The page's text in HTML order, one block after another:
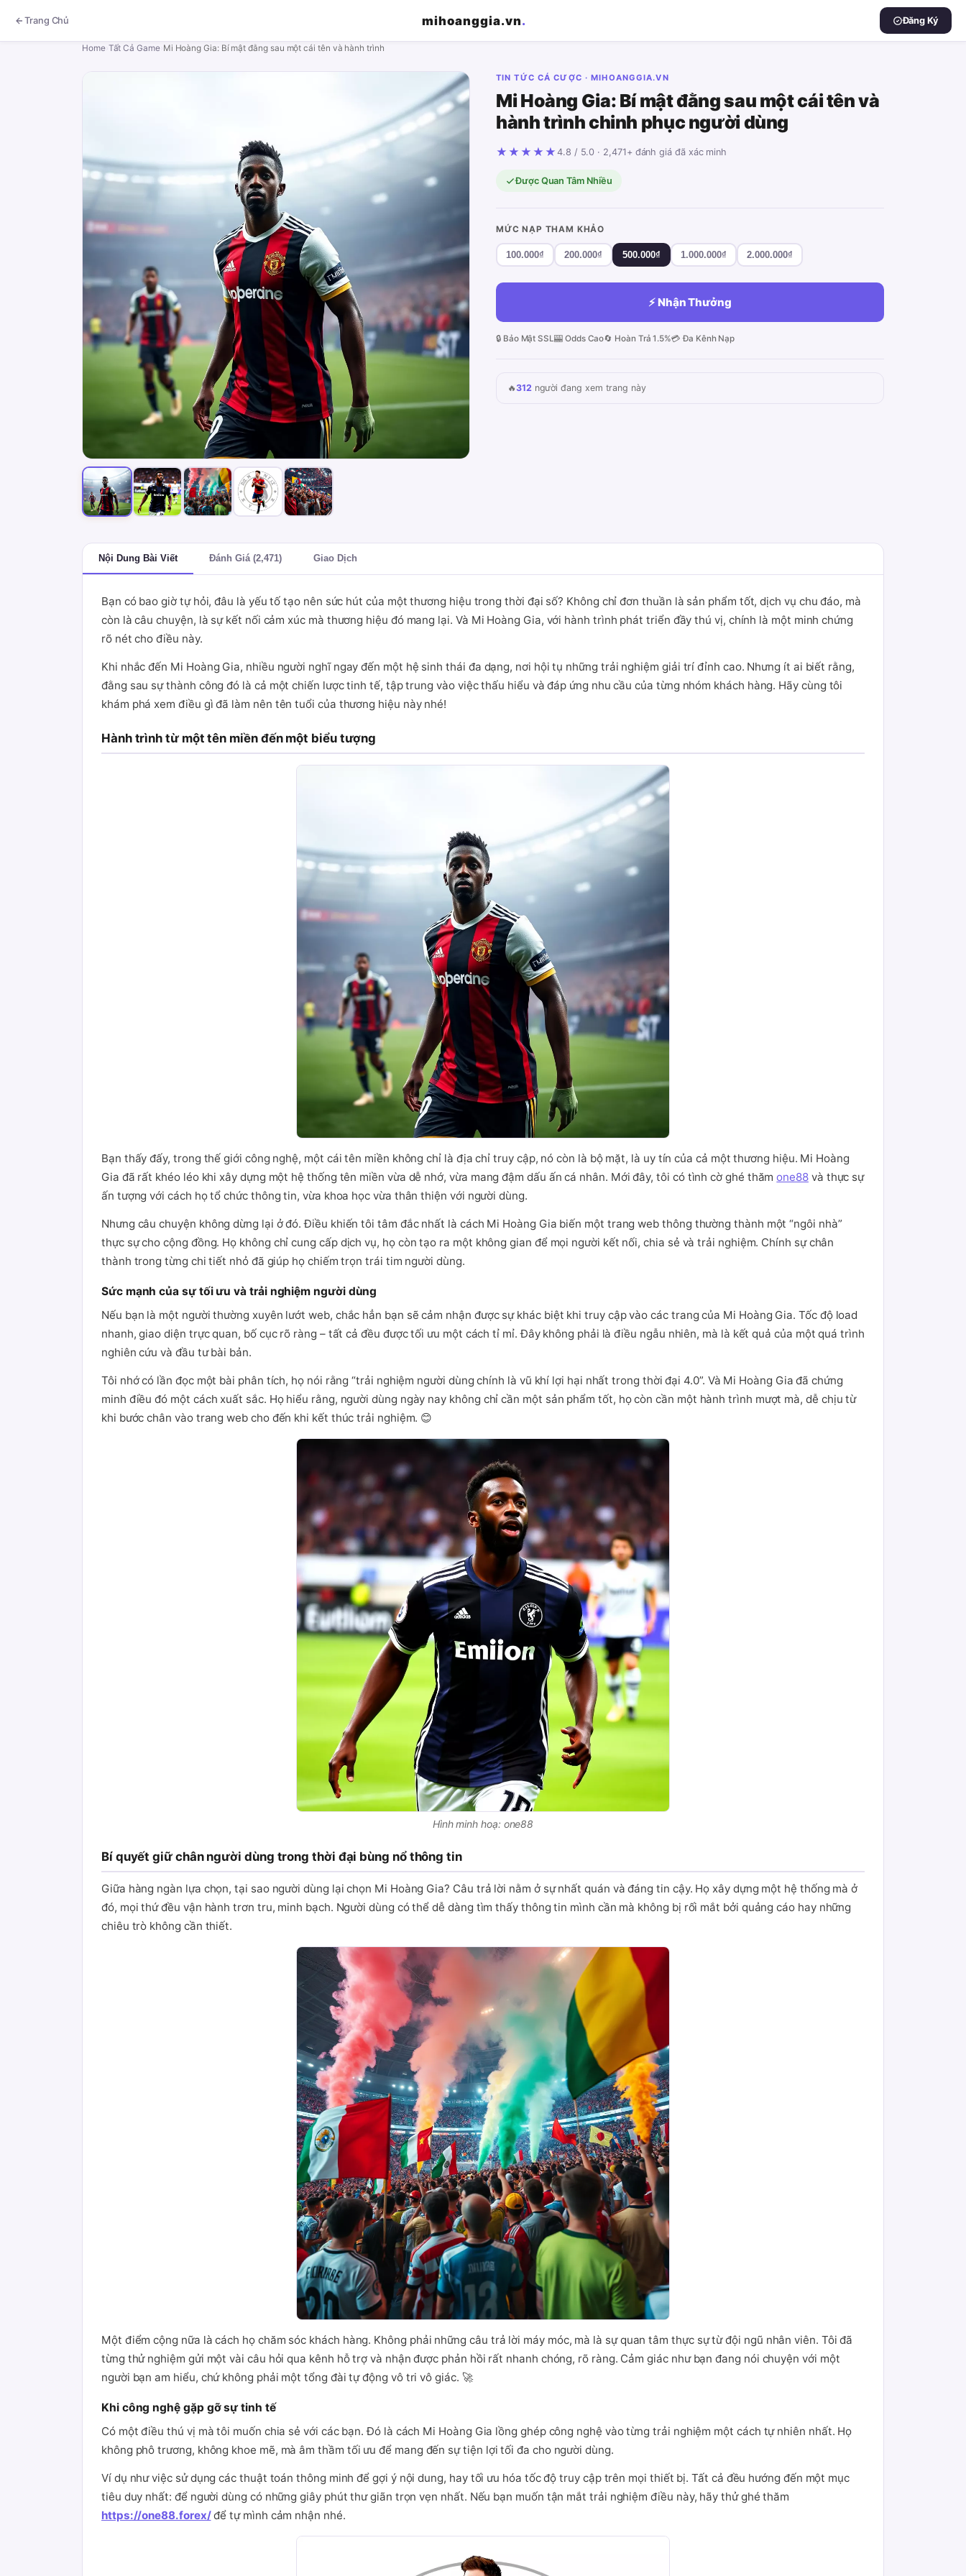
Trang Chủ mihoanggia.vn. Đăng Ký
Home› Tất Cả Game› Mi Hoàng Gia: Bí mật đằng sau một cái tên và hành trình
TIN TỨC CÁ CƯỢC · MIHOANGGIA.VN
Mi Hoàng Gia: Bí mật đằng sau một cái tên và
hành trình chinh phục người dùng
★★★★★ 4.8 / 5.0 · 2,471+ đánh giá đã xác minh
Được Quan Tâm Nhiều
MỨC NẠP THAM KHẢO
100.000₫ 200.000₫ 500.000₫ 1.000.000₫ 2.000.000₫
⚡ Nhận Thưởng
🔒 Bảo Mật SSL🎰 Odds Cao🔄 Hoàn Trả 1.5%💳 Đa Kênh Nạp
🔥312người đang xem trang này
Nội Dung Bài Viết Đánh Giá (2,471) Giao Dịch
Bạn có bao giờ tự hỏi, đâu là yếu tố tạo nên sức hút của một thương hiệu trong thời đại số? Không chỉ đơn thuần là sản phẩm tốt, dịch vụ chu đáo, mà
còn là câu chuyện, là sự kết nối cảm xúc mà thương hiệu đó mang lại. Và Mi Hoàng Gia, với hành trình phát triển đầy thú vị, chính là một minh chứng
rõ nét cho điều này.
Khi nhắc đến Mi Hoàng Gia, nhiều người nghĩ ngay đến một hệ sinh thái đa dạng, nơi hội tụ những trải nghiệm giải trí đỉnh cao. Nhưng ít ai biết rằng,
đằng sau sự thành công đó là cả một chiến lược tinh tế, tập trung vào việc thấu hiểu và đáp ứng nhu cầu của từng nhóm khách hàng. Hãy cùng tôi
khám phá xem điều gì đã làm nên tên tuổi của thương hiệu này nhé!
Hành trình từ một tên miền đến một biểu tượng
Bạn thấy đấy, trong thế giới công nghệ, một cái tên miền không chỉ là địa chỉ truy cập, nó còn là bộ mặt, là uy tín của cả một thương hiệu. Mi Hoàng
Gia đã rất khéo léo khi xây dựng một hệ thống tên miền vừa dễ nhớ, vừa mang đậm dấu ấn cá nhân. Mới đây, tôi có tình cờ ghé thămone88và thực sự
ấn tượng với cách họ tổ chức thông tin, vừa khoa học vừa thân thiện với người dùng.
Nhưng câu chuyện không dừng lại ở đó. Điều khiến tôi tâm đắc nhất là cách Mi Hoàng Gia biến một trang web thông thường thành một “ngôi nhà”
thực sự cho cộng đồng. Họ không chỉ cung cấp dịch vụ, họ còn tạo ra một không gian để mọi người kết nối, chia sẻ và trải nghiệm. Chính sự chân
thành trong từng chi tiết nhỏ đã giúp họ chiếm trọn trái tim người dùng.
Sức mạnh của sự tối ưu và trải nghiệm người dùng
Nếu bạn là một người thường xuyên lướt web, chắc hẳn bạn sẽ cảm nhận được sự khác biệt khi truy cập vào các trang của Mi Hoàng Gia. Tốc độ load
nhanh, giao diện trực quan, bố cục rõ ràng – tất cả đều được tối ưu một cách tỉ mỉ. Đây không phải là điều ngẫu nhiên, mà là kết quả của một quá trình
nghiên cứu và đầu tư bài bản.
Tôi nhớ có lần đọc một bài phân tích, họ nói rằng “trải nghiệm người dùng chính là vũ khí lợi hại nhất trong thời đại 4.0”. Và Mi Hoàng Gia đã chứng
minh điều đó một cách xuất sắc. Họ hiểu rằng, người dùng ngày nay không chỉ cần một sản phẩm tốt, họ còn cần một hành trình mượt mà, dễ chịu từ
khi bước chân vào trang web cho đến khi kết thúc trải nghiệm. 😊
Hình minh hoạ: one88
Bí quyết giữ chân người dùng trong thời đại bùng nổ thông tin
Giữa hàng ngàn lựa chọn, tại sao người dùng lại chọn Mi Hoàng Gia? Câu trả lời nằm ở sự nhất quán và đáng tin cậy. Họ xây dựng một hệ thống mà ở
đó, mọi thứ đều vận hành trơn tru, minh bạch. Người dùng có thể dễ dàng tìm thấy thông tin mình cần mà không bị rối mắt bởi quảng cáo hay những
chiêu trò không cần thiết.
Một điểm cộng nữa là cách họ chăm sóc khách hàng. Không phải những câu trả lời máy móc, mà là sự quan tâm thực sự từ đội ngũ nhân viên. Tôi đã
từng thử nghiệm gửi một vài câu hỏi qua kênh hỗ trợ và nhận được phản hồi rất nhanh chóng, rõ ràng. Cảm giác như bạn đang nói chuyện với một
người bạn am hiểu, chứ không phải một tổng đài tự động vô tri vô giác. 🚀
Khi công nghệ gặp gỡ sự tinh tế
Có một điều thú vị mà tôi muốn chia sẻ với các bạn. Đó là cách Mi Hoàng Gia lồng ghép công nghệ vào từng trải nghiệm một cách tự nhiên nhất. Họ
không phô trương, không khoe mẽ, mà âm thầm tối ưu để mang đến sự tiện lợi tối đa cho người dùng.
Ví dụ như việc sử dụng các thuật toán thông minh để gợi ý nội dung, hay tối ưu hóa tốc độ truy cập trên mọi thiết bị. Tất cả đều hướng đến một mục
tiêu duy nhất: để người dùng có những giây phút thư giãn trọn vẹn nhất. Nếu bạn muốn tận mắt trải nghiệm điều này, hãy thử ghé thăm
https://one88.forex/để tự mình cảm nhận nhé.